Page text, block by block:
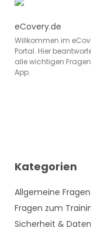
eCovery.de
Willkommen im
Portal. Hier
alle wichtigen
App.
Kategorien
Allgemeine Fragen
Fragen zum
Sicherheit &